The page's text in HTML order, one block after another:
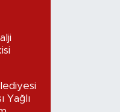
Yağlı